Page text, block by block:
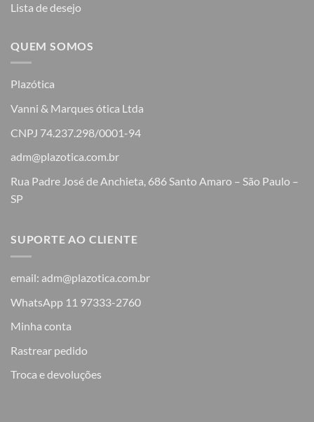
Lista de desejo
QUEM SOMOS
Plazótica
Vanni & Marques ótica Ltda
CNPJ 74.237.298/0001-94
adm@plazotica.com.br
Rua Padre José de Anchieta, 686 Santo Amaro – São Paulo –
SP
SUPORTE AO CLIENTE
email: adm@plazotica.com.br
WhatsApp 11 97333-2760
Minha conta
Rastrear pedido
Troca e devoluções